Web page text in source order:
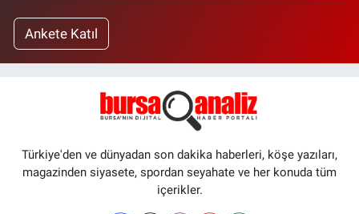
Ankete Katıl
Türkiye'den ve dünyadan son dakika haberleri, köşe yazıları,
magazinden siyasete, spordan seyahate ve her konuda tüm
içerikler.